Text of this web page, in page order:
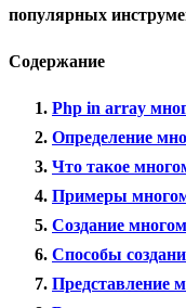
популярных
Содержание
Php in array
Определение
Что такое
Примеры
Создание
Способы
Представление